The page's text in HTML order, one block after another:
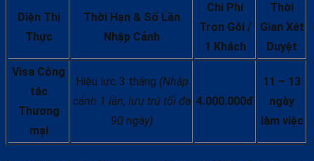
Diện Thị
Thực
Thời Hạn & Số Lần
Nhập Cảnh
Chi Phí
Trọn Gói /
1 Khách
Thời
Gian Xét
Duyệt
Visa Công
tác
Thương
mại
Hiệu lực 3 tháng (Nhập
cảnh 1 lần, lưu trú tối đa
90 ngày)
4.000.000đ
11 – 13
ngày
làm việc